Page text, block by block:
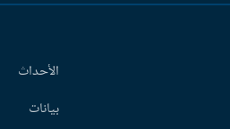
الأحداث
بيانات